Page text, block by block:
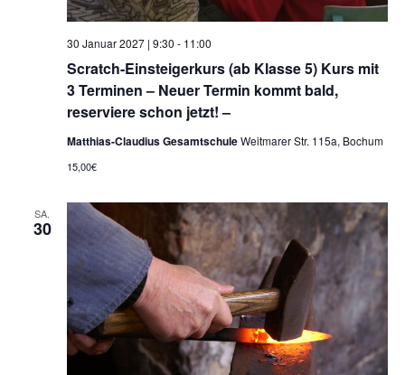
Scratch-Einsteigerkurs (ab Klasse 5) Kurs mit
3 Terminen – Neuer Termin kommt bald,
reserviere schon jetzt! –
30 Januar 2027 | 9:30 - 11:00
Matthias-Claudius GesamtschuleWeitmarer Str. 115a, Bochum
15,00€
SA.
30